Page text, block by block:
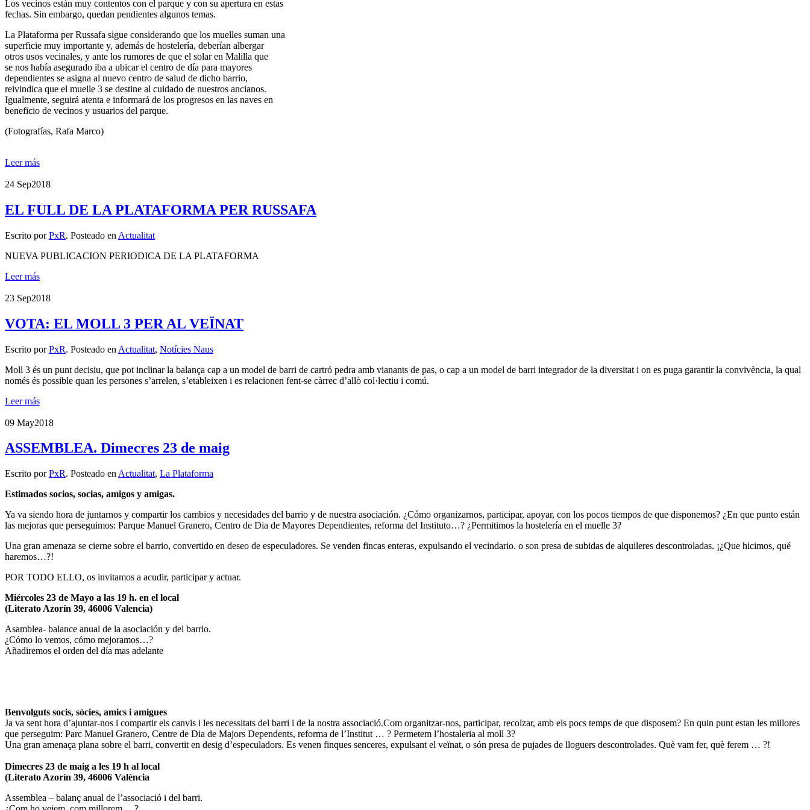
Los vecinos están muy contentos con el parque y con su apertura en estas
fechas. Sin embargo, quedan pendientes algunos temas.
La Plataforma per Russafa sigue considerando que los muelles suman una
superficie muy importante y, además de hostelería, deberían albergar
otros usos vecinales, y ante los rumores de que el solar en Malilla que
se nos había asegurado iba a ubicar el centro de día para mayores
dependientes se asigna al nuevo centro de salud de dicho barrio,
reivindica que el muelle 3 se destine al cuidado de nuestros ancianos.
Igualmente, seguirá atenta e informará de los progresos en las naves en
beneficio de vecinos y usuarios del parque.
(Fotografías, Rafa Marco)
Leer más
24 Sep2018
EL FULL DE LA PLATAFORMA PER RUSSAFA
Escrito porPxR. Posteado en Actualitat
NUEVA PUBLICACION PERIODICA DE LA PLATAFORMA
Leer más
23 Sep2018
VOTA: EL MOLL 3 PER AL VEÏNAT
Escrito porPxR. Posteado en Actualitat, Notícies Naus
Moll 3 és un punt decisiu, que pot inclinar la balança cap a un model de barri de cartró pedra amb vianants de pas, o cap a un model de barri integrador de la diversitat i on es puga garantir la convivència, la qual
només és possible quan les persones s’arrelen, s’etableixen i es relacionen fent-se càrrec d’allò col·lectiu i comú.
Leer más
09 May2018
ASSEMBLEA. Dimecres 23 de maig
Escrito porPxR. Posteado en Actualitat, La Plataforma
Estimados socios, socias, amigos y amigas.
Ya va siendo hora de juntarnos y compartir los cambios y necesidades del barrio y de nuestra asociación. ¿Cómo organizarnos, participar, apoyar, con los pocos tiempos de que disponemos? ¿En que punto están
las mejoras que perseguimos: Parque Manuel Granero, Centro de Dia de Mayores Dependientes, reforma del Instituto…? ¿Permitimos la hostelería en el muelle 3?
Una gran amenaza se cierne sobre el barrio, convertido en deseo de especuladores. Se venden fincas enteras, expulsando el vecindario. o son presa de subidas de alquileres descontroladas. ¡¿Que hicimos, qué
haremos…?!
POR TODO ELLO, os invitamos a acudir, participar y actuar.
Miércoles 23 de Mayo a las 19 h. en el local
(Literato Azorín 39, 46006 Valencia)
Asamblea- balance anual de la asociación y del barrio.
¿Cómo lo vemos, cómo mejoramos…?
Añadiremos el orden del día mas adelante
Benvolguts socis, sòcies, amics i amigues
Ja va sent hora d’ajuntar-nos i compartir els canvis i les necessitats del barri i de la nostra associació.Com organitzar-nos, participar, recolzar, amb els pocs temps de que disposem? En quin punt estan les millores
que perseguim: Parc Manuel Granero, Centre de Dia de Majors Dependents, reforma de l’Institut … ? Permetem l’hostaleria al moll 3?
Una gran amenaça plana sobre el barri, convertit en desig d’especuladors. Es venen finques senceres, expulsant el veïnat, o són presa de pujades de lloguers descontrolades. Què vam fer, què ferem … ?!
Dimecres 23 de maig a les 19 h al local
(Literato Azorín 39, 46006 València
Assemblea – balanç anual de l’associació i del barri.